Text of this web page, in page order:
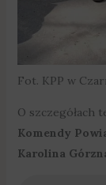
Fot. KPP w
O szczegółach
Komendy
Karolina